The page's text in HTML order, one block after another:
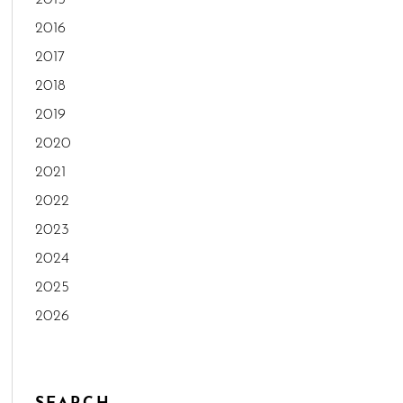
2016
2017
2018
2019
2020
2021
2022
2023
2024
2025
2026